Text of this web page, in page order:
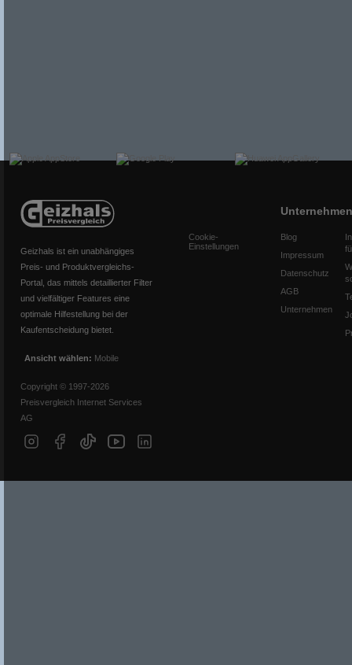
Geizhals ist ein unabhängiges
Preis- und Produktvergleichs-
Portal, das mittels detaillierter Filter
und vielfältiger Features eine
optimale Hilfestellung bei der
Kaufentscheidung bietet.
Ansicht wählen: Mobile
Copyright © 1997-2026
Preisvergleich Internet Services
AG
Cookie-
Einstellungen
Unternehmen
Blog
Impressum
Datenschutz
AGB
Unternehmen